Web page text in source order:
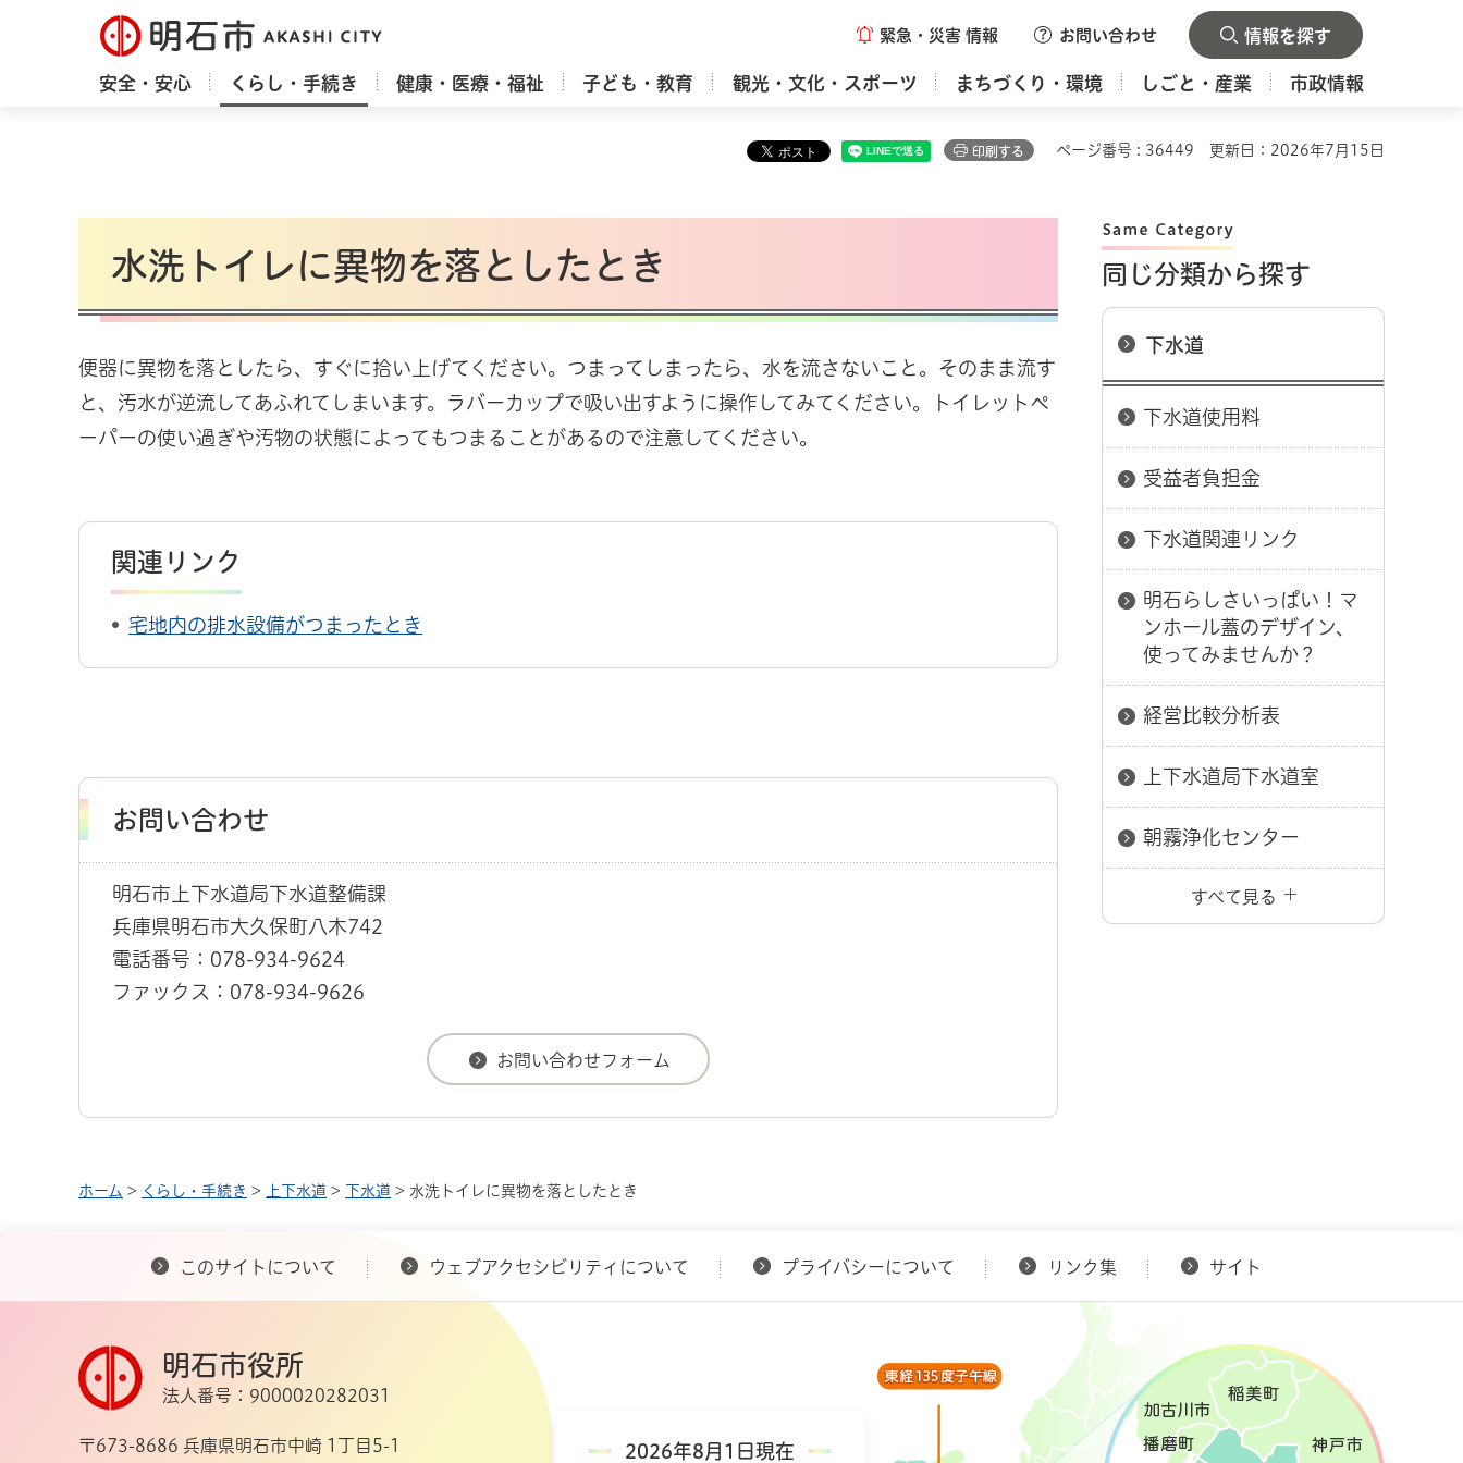
明石市 緊急・災害 情報 お問い合わせ 情報を探す
安全・安心 くらし・手続き 健康・医療・福祉 子ども・教育 観光・文化・スポーツ まちづくり・環境 しごと・産業 市政情報
印刷する ページ番号 : 36449 更新日：2026年7月15日
水洗トイレに異物を落としたとき
便器に異物を落としたら、すぐに拾い上げてください。つまってしまったら、水を流さないこと。そのまま流す
と、汚水が逆流してあふれてしまいます。ラバーカップで吸い出すように操作してみてください。トイレットペ
ーパーの使い過ぎや汚物の状態によってもつまることがあるので注意してください。
関連リンク
宅地内の排水設備がつまったとき
お問い合わせ
明石市上下水道局下水道整備課
兵庫県明石市大久保町八木742
電話番号：078-934-9624
ファックス：078-934-9626
同じ分類から探す
下水道
下水道使用料
受益者負担金
下水道関連リンク
明石らしさいっぱい！マ
ンホール蓋のデザイン、
使ってみませんか？
経営比較分析表
上下水道局下水道室
朝霧浄化センター
すべて見る
ホーム > くらし・手続き > 上下水道 > 下水道 > 水洗トイレに異物を落としたとき
このサイトについて ウェブアクセシビリティについて プライバシーについて リンク集 サイト
2026年8月1日現在
明石市役所
法人番号：9000020282031
〒673-8686 兵庫県明石市中崎 1丁目5-1